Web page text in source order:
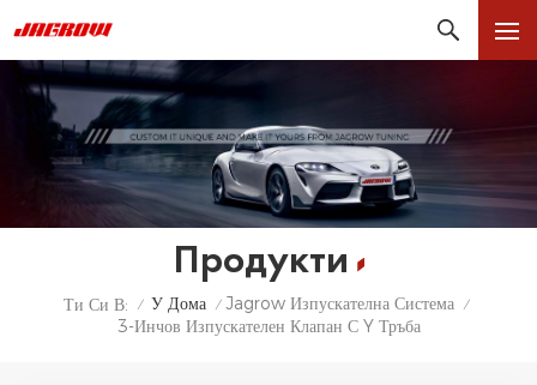
Продукти
Ти Си В: / У Дома / Jagrow Изпускателна Система /
3-Инчов Изпускателен Клапан С Y Тръба